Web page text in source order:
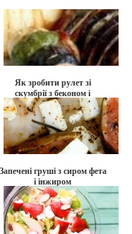
Як зробити рулет зі
скумбрії з беконом і
розмарином?
груші з сиром фета
і інжиром